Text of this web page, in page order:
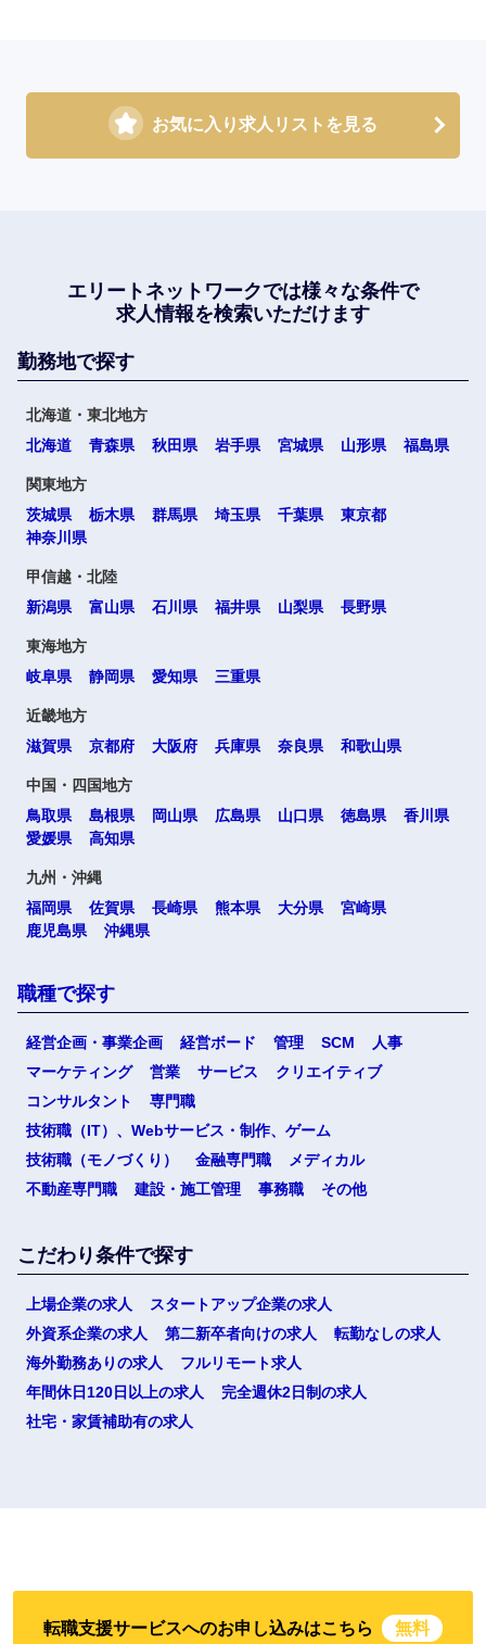
お気に入り求人リストを見る
エリートネットワークでは様々な条件で
求人情報を検索いただけます
勤務地で探す
北海道・東北地方
北海道
青森県 秋田県 岩手県 宮城県 山形県 福島県
関東地方
茨城県
栃木県 群馬県 埼玉県 千葉県
東京都
神奈川県
甲信越・北陸
新潟県
富山県 石川県 福井県 山梨県 長野県
東海地方
岐阜県
静岡県 愛知県 三重県
近畿地方
滋賀県
京都府 大阪府 兵庫県 奈良県 和歌山県
中国・四国地方
鳥取県
島根県 岡山県 広島県 山口県 徳島県
香川県
愛媛県
高知県
九州・沖縄
福岡県
佐賀県 長崎県 熊本県 大分県
宮崎県
鹿児島県
沖縄県
職種で探す
経営企画・事業企画 経営ボード 管理 SCM
人事
マーケティング
営業 サービス
クリエイティブ
コンサルタント
専門職
技術職（IT）、Webサービス・制作、ゲーム
技術職（モノづくり）
金融専門職
メディカル
不動産専門職
建設・施工管理 事務職 その他
こだわり条件で探す
上場企業の求人
スタートアップ企業の求人
外資系企業の求人
第二新卒者向けの求人
転勤なしの求人
海外勤務ありの求人
フルリモート求人
年間休日120日以上の求人
完全週休2日制の求人
社宅・家賃補助有の求人
転職支援サービスへのお申し込みはこちら 無料